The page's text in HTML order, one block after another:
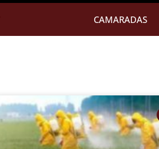
CAMARADAS
PáginaPáginaPáginaPáginaPáginaPágina